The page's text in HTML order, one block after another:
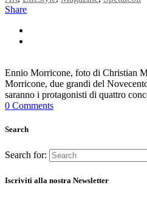
Share
Ennio Morricone, foto di Christian
Morricone, due grandi del
saranno i protagonisti di quattro
0 Comments
Search
Search for:
Iscriviti alla nostra Newsletter